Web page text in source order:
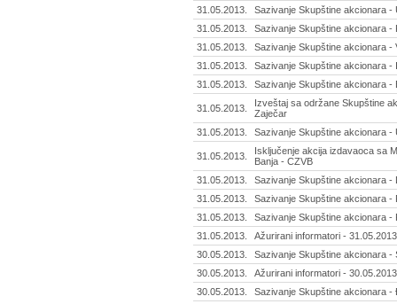
31.05.2013.
Sazivanje Skupštine akcionara -
31.05.2013.
Sazivanje Skupštine akcionara -
31.05.2013.
Sazivanje Skupštine akcionara -
31.05.2013.
Sazivanje Skupštine akcionara -
31.05.2013.
Sazivanje Skupštine akcionara -
31.05.2013.
Izveštaj sa održane Skupštine
Zaječar
31.05.2013.
Sazivanje Skupštine akcionara -
31.05.2013.
Isključenje akcija izdavaoca sa
Banja - CZVB
31.05.2013.
Sazivanje Skupštine akcionara -
31.05.2013.
Sazivanje Skupštine akcionara -
31.05.2013.
Sazivanje Skupštine akcionara -
31.05.2013.
Ažurirani informatori - 31.05.2013
30.05.2013.
Sazivanje Skupštine akcionara -
30.05.2013.
Ažurirani informatori - 30.05.2013
30.05.2013.
Sazivanje Skupštine akcionara